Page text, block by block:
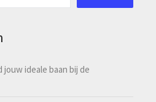
jouw ideale baan bij de